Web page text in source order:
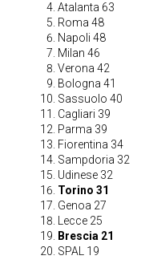
Atalanta 63
Roma 48
Napoli 48
Milan 46
Verona 42
Bologna 41
Sassuolo 40
Cagliari 39
Parma 39
Fiorentina 34
Sampdoria 32
Udinese 32
Torino 31
Genoa 27
Lecce 25
Brescia 21
SPAL 19